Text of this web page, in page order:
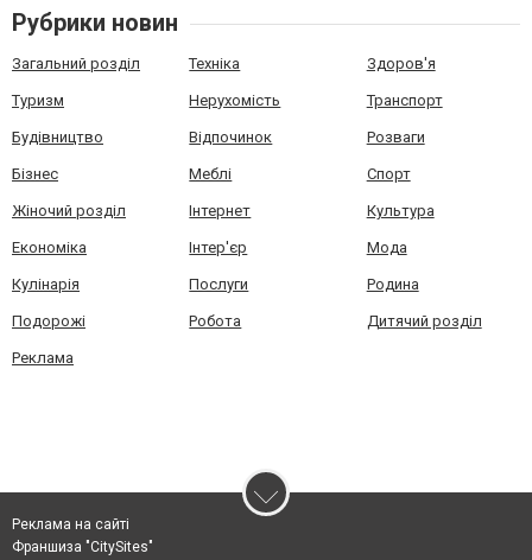
Рубрики новин
Загальний розділ Техніка Здоров'я
Туризм Нерухомість Транспорт
Будівництво Відпочинок Розваги
Бізнес Меблі Спорт
Жіночий розділ Інтернет Культура
Економіка Інтер'єр Мода
Кулінарія Послуги Родина
Подорожі Робота Дитячий розділ
Реклама
Реклама на сайті
Франшиза "CitySites"